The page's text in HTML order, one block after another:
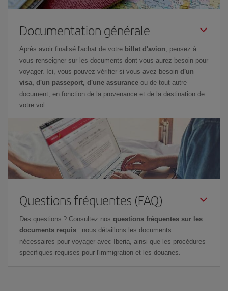
Documentation générale
Après avoir finalisé l'achat de votre billet d'avion, pensez à
vous renseigner sur les documents dont vous aurez besoin pour
voyager. Ici, vous pouvez vérifier si vous avez besoin d'un
visa, d'un passeport, d'une assurance ou de tout autre
document, en fonction de la provenance et de la destination de
votre vol.
Questions fréquentes (FAQ)
Des questions ? Consultez nos questions fréquentes sur les
documents requis : nous détaillons les documents
nécessaires pour voyager avec Iberia, ainsi que les procédures
spécifiques requises pour l'immigration et les douanes.